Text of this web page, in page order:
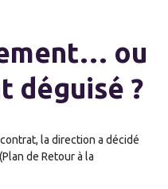
ou
déguisé ?
la direction a décidé
de Retour à la